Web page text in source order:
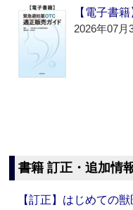
【電子書
2026年07月
書籍 訂正・追加情
【訂正】はじめての